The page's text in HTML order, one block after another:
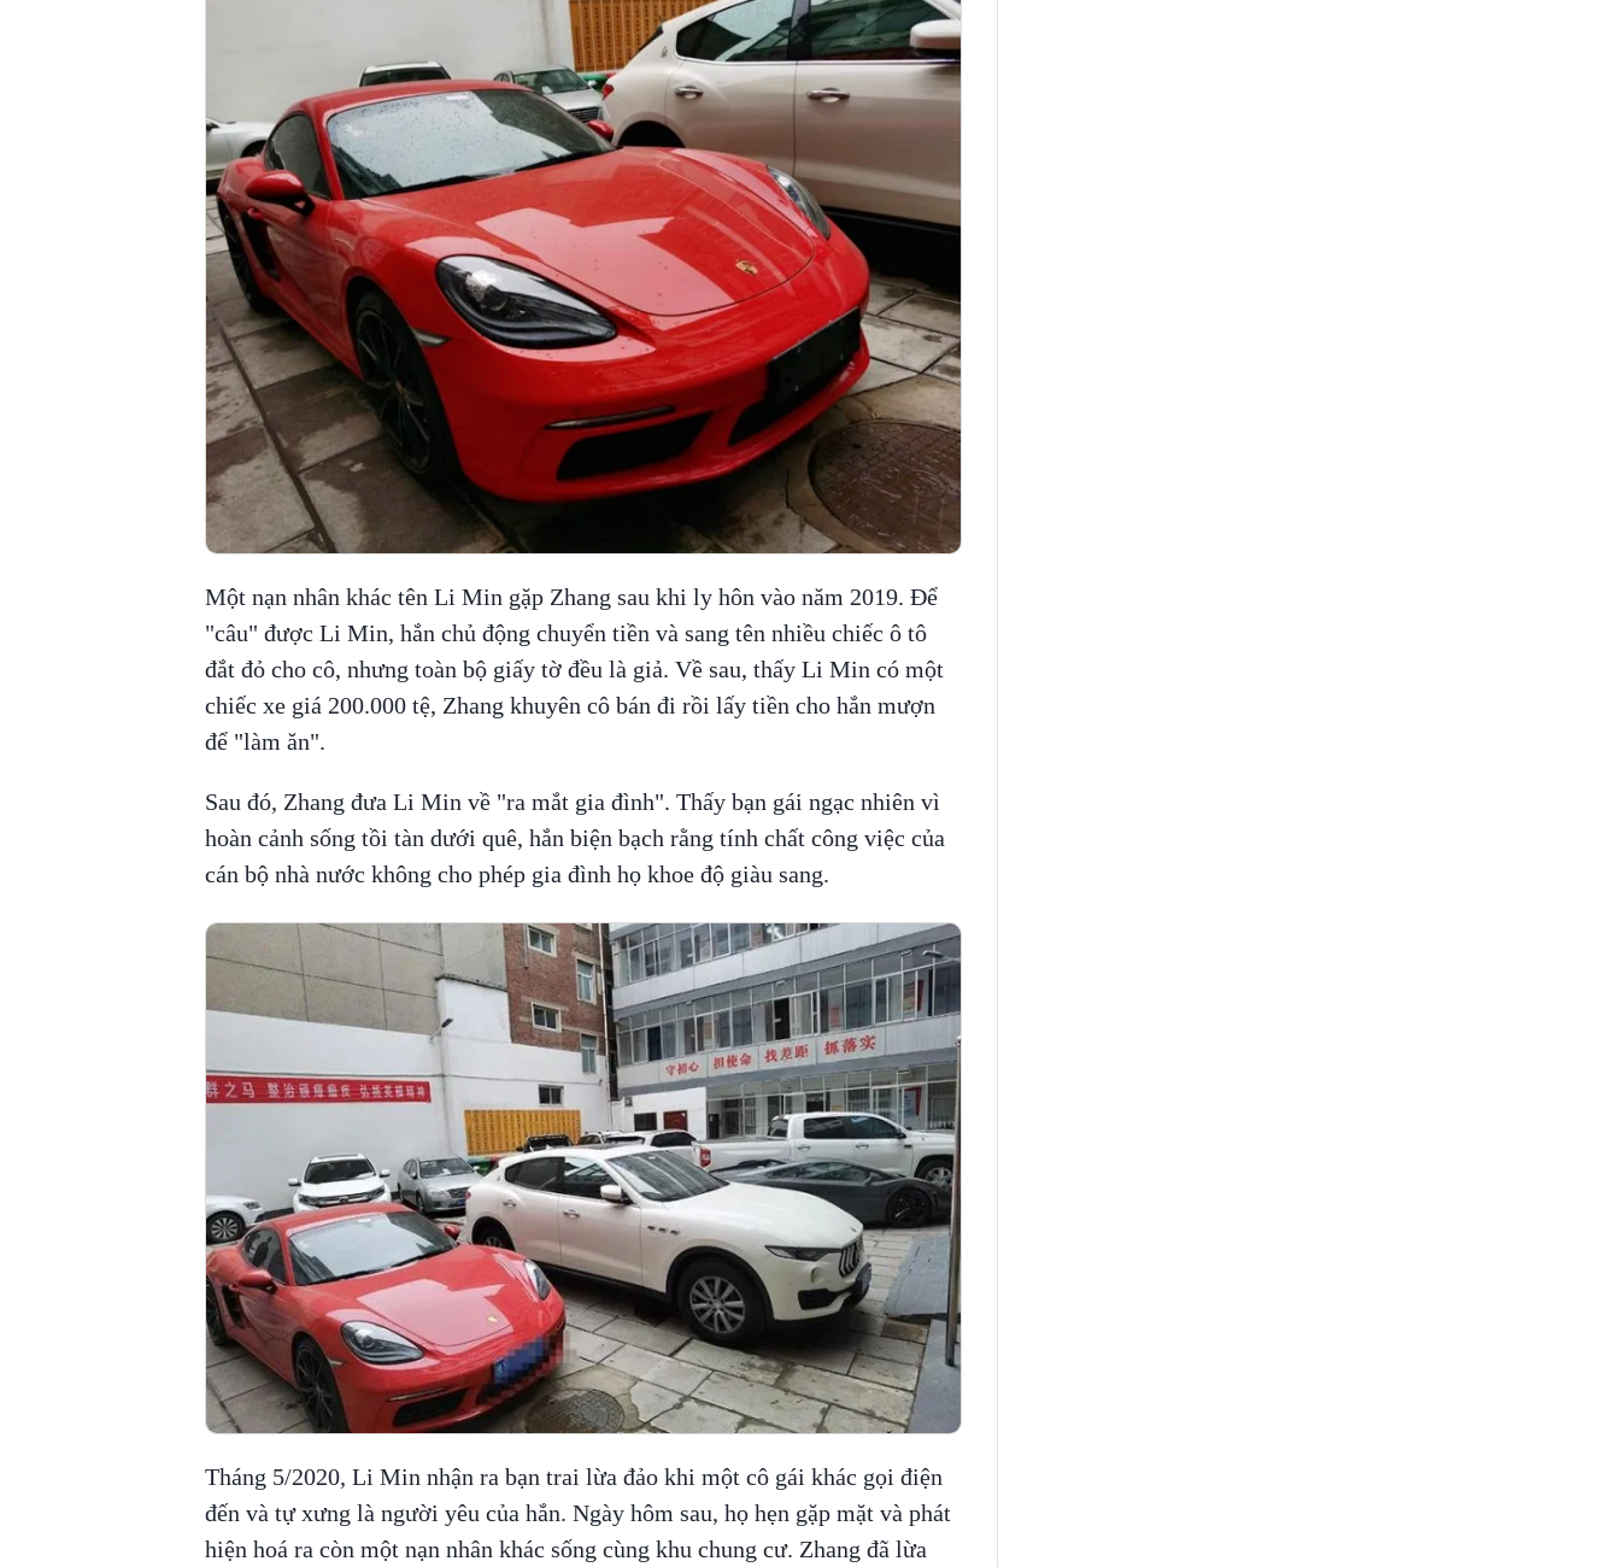
Một nạn nhân khác tên Li Min gặp Zhang sau khi ly hôn vào năm 2019. Để
"câu" được Li Min, hắn chủ động chuyển tiền và sang tên nhiều chiếc ô tô
đắt đỏ cho cô, nhưng toàn bộ giấy tờ đều là giả. Về sau, thấy Li Min có một
chiếc xe giá 200.000 tệ, Zhang khuyên cô bán đi rồi lấy tiền cho hắn mượn
để "làm ăn".
Sau đó, Zhang đưa Li Min về "ra mắt gia đình". Thấy bạn gái ngạc nhiên vì
hoàn cảnh sống tồi tàn dưới quê, hắn biện bạch rằng tính chất công việc của
cán bộ nhà nước không cho phép gia đình họ khoe độ giàu sang.
Tháng 5/2020, Li Min nhận ra bạn trai lừa đảo khi một cô gái khác gọi điện
đến và tự xưng là người yêu của hắn. Ngày hôm sau, họ hẹn gặp mặt và phát
hiện hoá ra còn một nạn nhân khác sống cùng khu chung cư. Zhang đã lừa